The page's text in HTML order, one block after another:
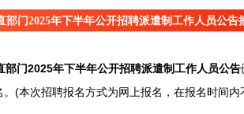
部门2025年下半年公开招聘派遣制工作人员公告
部门2025年下半年公开招聘派遣制工作人员公告
。(本次招聘报名方式为网上报名，在报名时间